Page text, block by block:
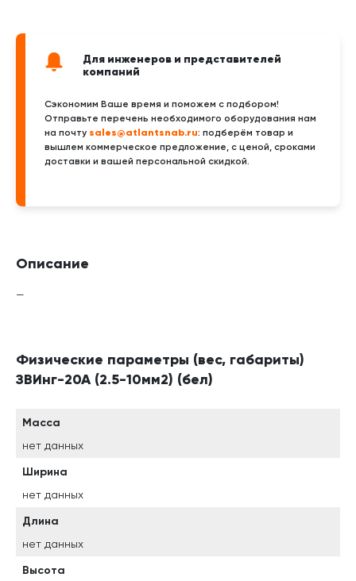
Для инженеров и представителей
компаний
Сэкономим Ваше время и поможем с подбором!
Отправьте перечень необходимого оборудования нам
на почту sales@atlantsnab.ru: подберём товар и
вышлем коммерческое предложение, с ценой, сроками
доставки и вашей персональной скидкой.
Описание
—
Физические параметры (вес, габариты)
ЗВИнг-20А (2.5-10мм2) (бел)
Масса
нет данных
Ширина
нет данных
Длина
нет данных
Высота